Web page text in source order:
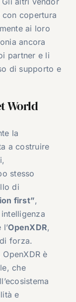
copertura
ai loro
ancora
partner e li
di supporto e
World
la
a costruire
stesso
di
first”,
OpenXDR,
forza.
è
che
e